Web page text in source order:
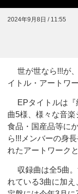
2024年9月8日 / 11:55
世が世なら!!!が
イトル・アートワ
EPタイトルは『
曲5様、様々な音
食品・国産品等に
ら!!!メンバーの身
れたアートワーク
収録曲は全5曲。
れている3曲に加